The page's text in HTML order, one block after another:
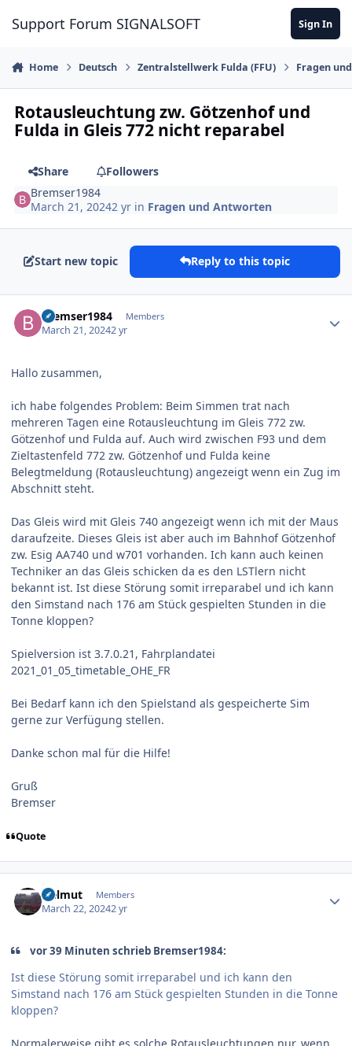
Support Forum SIGNALSOFT Sign In
Home Deutsch Zentralstellwerk Fulda (FFU) Fragen
Rotausleuchtung zw. Götzenhof und
Fulda in Gleis 772 nicht reparabel
Share
Followers
Bremser1984
March 21, 20242 yr in Fragen und Antworten
Start new topic Reply to this topic
Bremser1984 Members
March 21, 20242 yr
Hallo zusammen,
ich habe folgendes Problem: Beim Simmen trat nach
mehreren Tagen eine Rotausleuchtung im Gleis 772 zw.
Götzenhof und Fulda auf. Auch wird zwischen F93 und dem
Zieltastenfeld 772 zw. Götzenhof und Fulda keine
Belegtmeldung (Rotausleuchtung) angezeigt wenn ein Zug im
Abschnitt steht.
Das Gleis wird mit Gleis 740 angezeigt wenn ich mit der Maus
daraufzeite. Dieses Gleis ist aber auch im Bahnhof Götzenhof
zw. Esig AA740 und w701 vorhanden. Ich kann auch keinen
Techniker an das Gleis schicken da es den LSTlern nicht
bekannt ist. Ist diese Störung somit irreparabel und ich kann
den Simstand nach 176 am Stück gespielten Stunden in die
Tonne kloppen?
Spielversion ist 3.7.0.21, Fahrplandatei
2021_01_05_timetable_OHE_FR
Bei Bedarf kann ich den Spielstand als gespeicherte Sim
gerne zur Verfügung stellen.
Danke schon mal für die Hilfe!
Gruß
Bremser
Quote
Helmut Members
March 22, 20242 yr
vor 39 Minuten schrieb Bremser1984:
Ist diese Störung somit irreparabel und ich kann den
Simstand nach 176 am Stück gespielten Stunden in die Tonne
kloppen?